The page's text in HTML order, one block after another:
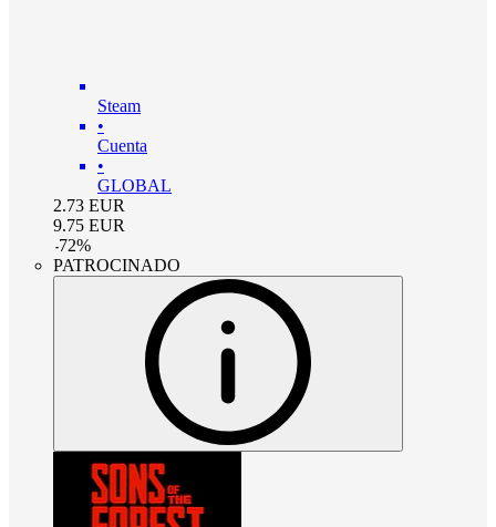
Steam
•
Cuenta
•
GLOBAL
2.73 EUR
9.75 EUR
-72%
PATROCINADO